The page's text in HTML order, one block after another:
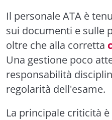
Il personale ATA è
sui documenti e sulle
oltre che alla corretta
Una gestione poco
responsabilità
regolarità dell'esame.
La principale criticità è